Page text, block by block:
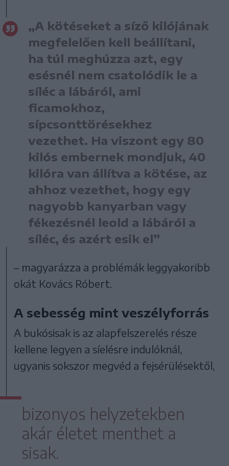
„A kötéseket a síző kilójának
megfelelően kell beállítani,
ha túl meghúzza azt, egy
esésnél nem csatolódik le a
síléc a lábáról, ami
ficamokhoz,
sípcsonttörésekhez
vezethet. Ha viszont egy 80
kilós embernek mondjuk, 40
kilóra van állítva a kötése, az
ahhoz vezethet, hogy egy
nagyobb kanyarban vagy
fékezésnél leold a lábáról a
síléc, és azért esik el”
– magyarázza a problémák leggyakoribb
okát Kovács Róbert.
A sebesség mint veszélyforrás
A bukósisak is az alapfelszerelés része
kellene legyen a síelésre indulóknál,
ugyanis sokszor megvéd a fejsérülésektől,
bizonyos helyzetekben
akár életet menthet a
sisak.